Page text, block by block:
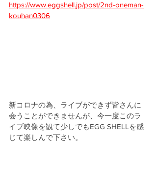
https://www.eggshell.jp/post/2nd-oneman-
kouhan0306
新コロナの為、ライブができず皆さんに
会うことができませんが、今一度このラ
イブ映像を観て少しでもEGG SHELLを感
じて楽しんで下さい。